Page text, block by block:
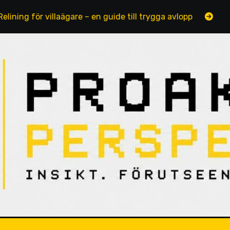
för villaägare – en guide till trygga avlopp